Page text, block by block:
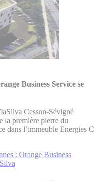
Business Service se
Cesson-Sévigné
la première pierre du
dans l’immeuble Energies C
: Orange Business